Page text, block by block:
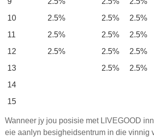
10
2.5% 2.5% 2.5%
11
2.5% 2.5% 2.5%
12
2.5% 2.5% 2.5%
13
2.5% 2.5%
14
15
Wanneer jy jou posisie met LIVEGOOD
eie aanlyn besigheidsentrum in die vinnig